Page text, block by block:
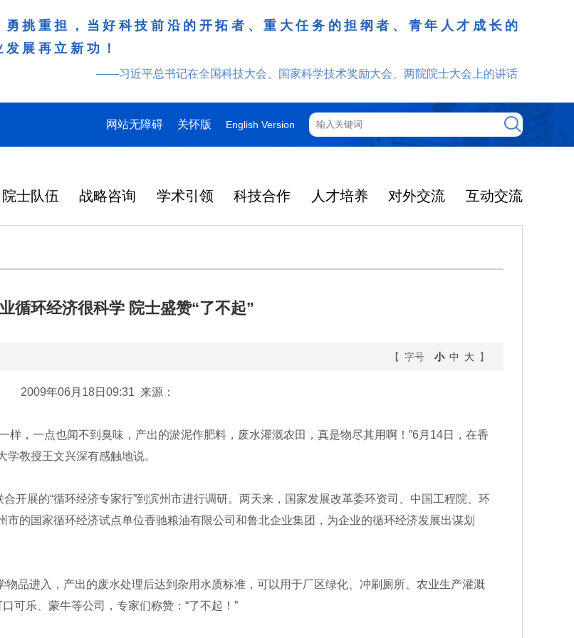
挑重担，当好科技前沿的开拓者、重大任务的担纲者、青年人才成长的
展再立新功！
——习近平总书记在全国科技大会、国家科学技术奖励大会、两院院士大会上的讲话
网站无障碍 关怀版 English Version
院士队伍 战略咨询 学术引领 科技合作 人才培养 对外交流 互动交流
循环经济很科学 院士盛赞“了不起”
【 字号 小 中 大】
2009年06月18日09:31 来源：
一点也闻不到臭味，产出的淤泥作肥料，废水灌溉农田，真是物尽其用啊！”6月14日，在香
教授王文兴深有感触地说。
展的“循环经济专家行”到滨州市进行调研。两天来，国家发展改革委环资司、中国工程院、环
的国家循环经济试点单位香驰粮油有限公司和鲁北企业集团，为企业的循环经济发展出谋划
进入，产出的废水处理后达到杂用水质标准，可以用于厂区绿化、冲刷厕所、农业生产灌溉
可乐、蒙牛等公司，专家们称赞：“了不起！”